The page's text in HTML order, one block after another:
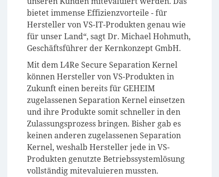
bietet immense Effizienzvorteile - für
Hersteller von VS-IT-Produkten genau wie
für unser Land“, sagt Dr. Michael Hohmuth,
Geschäftsführer der Kernkonzept GmbH.
Mit dem L4Re Secure Separation Kernel
können Hersteller von VS-Produkten in
Zukunft einen bereits für GEHEIM
zugelassenen Separation Kernel einsetzen
und ihre Produkte somit schneller in den
Zulassungsprozess bringen. Bisher gab es
keinen anderen zugelassenen Separation
Kernel, weshalb Hersteller jede in VS-
Produkten genutzte Betriebssystemlösung
vollständig mitevaluieren mussten.